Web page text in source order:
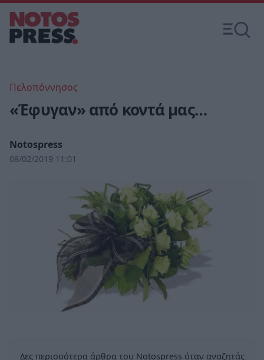
Πελοπόννησος
«Έφυγαν» από κοντά μας…
Notospress
08/02/2019 11:01
Δες περισσότερα άρθρα του Notospress όταν αναζητάς